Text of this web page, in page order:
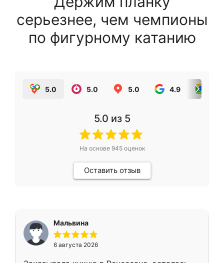
серьезнее, чем чемпионы
по фигурному катанию
5.0 5.0 5.0 4.9
5.0 из 5
На основе 945оценок
Оставить отзыв
Мальвина
6 августа 2026